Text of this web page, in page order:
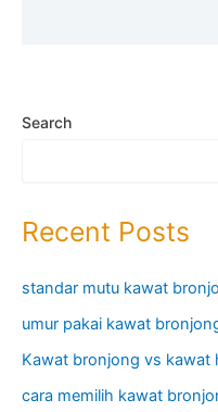
Search
Recent Posts
standar mutu kawat
umur pakai kawat
Kawat bronjong vs kawat
cara memilih kawat